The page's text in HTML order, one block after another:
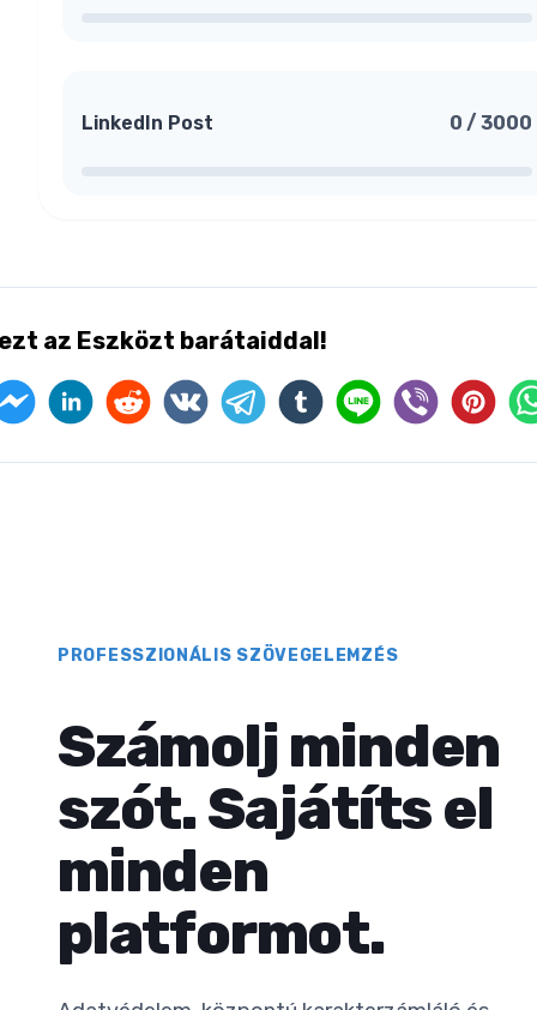
LinkedIn Post 0 / 3000
az Eszközt barátaiddal!
PROFESSZIONÁLIS SZÖVEGELEMZÉS
Számolj minden
szót. Sajátíts el
minden
platformot.